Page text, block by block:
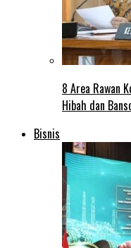
8 Area Rawan
Hibah dan
Bisnis